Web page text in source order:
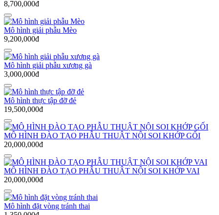
8,700,000đ
Mô hình giải phẫu Mèo
9,200,000đ
Mô hình giải phẫu xương gà
3,000,000đ
Mô hình thực tập đỡ đẻ
19,500,000đ
MÔ HÌNH ĐÀO TẠO PHẪU THUẬT NỘI SOI KHỚP GỐI
20,000,000đ
MÔ HÌNH ĐÀO TẠO PHẪU THUẬT NỘI SOI KHỚP VAI
20,000,000đ
Mô hình đặt vòng tránh thai